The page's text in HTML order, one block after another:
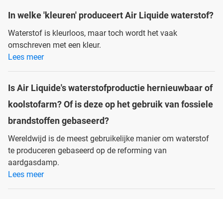
In welke 'kleuren' produceert Air Liquide waterstof?
Waterstof is kleurloos, maar toch wordt het vaak
omschreven met een kleur.
Lees meer
Is Air Liquide's waterstofproductie hernieuwbaar of
koolstofarm? Of is deze op het gebruik van fossiele
brandstoffen gebaseerd?
Wereldwijd is de meest gebruikelijke manier om waterstof
te produceren gebaseerd op de reforming van
aardgasdamp.
Lees meer